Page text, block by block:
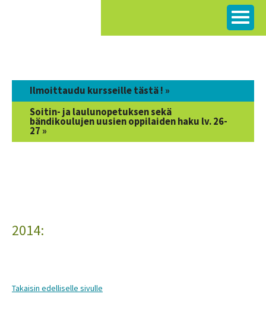
Ilmoittaudu kursseille tästä ! »
Soitin- ja laulunopetuksen sekä
bändikoulujen uusien oppilaiden haku lv. 26-
27 »
2014:
Takaisin edelliselle sivulle